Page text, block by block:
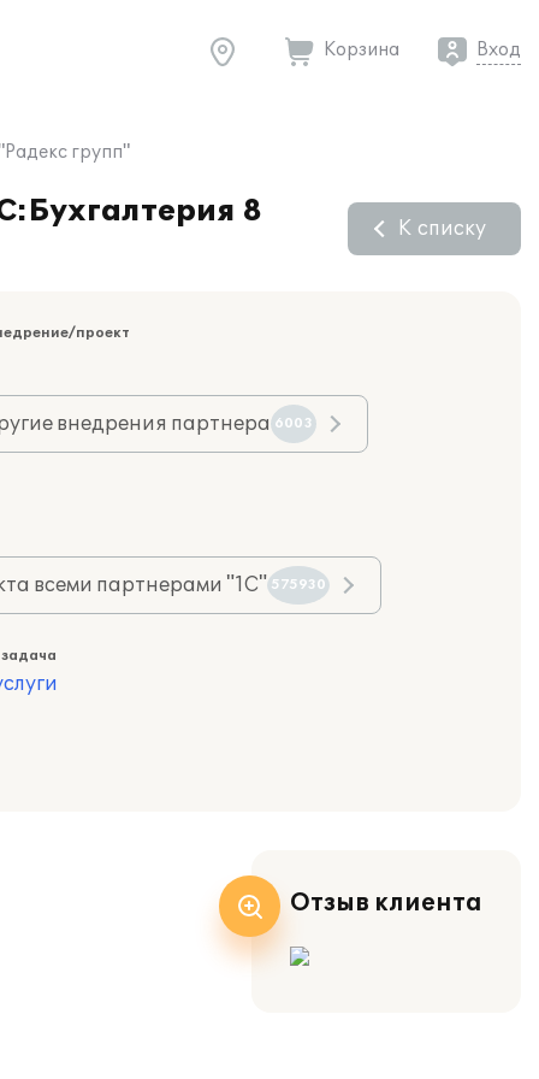
Корзина Вход
групп"
8
К списку
проект
внедрения партнера 6003
всеми партнерами "1С" 575930
Отзыв клиента